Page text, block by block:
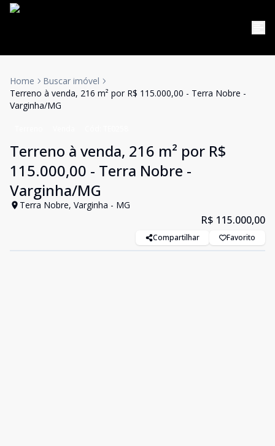
Home
Buscar imóvel
Terreno à venda, 216 m² por R$ 115.000,00 - Terra Nobre -
Varginha/MG
Terreno à venda, 216 m² por R$
115.000,00 - Terra Nobre -
Varginha/MG
Terra Nobre, Varginha - MG
R$ 115.000,00
Compartilhar Favorito